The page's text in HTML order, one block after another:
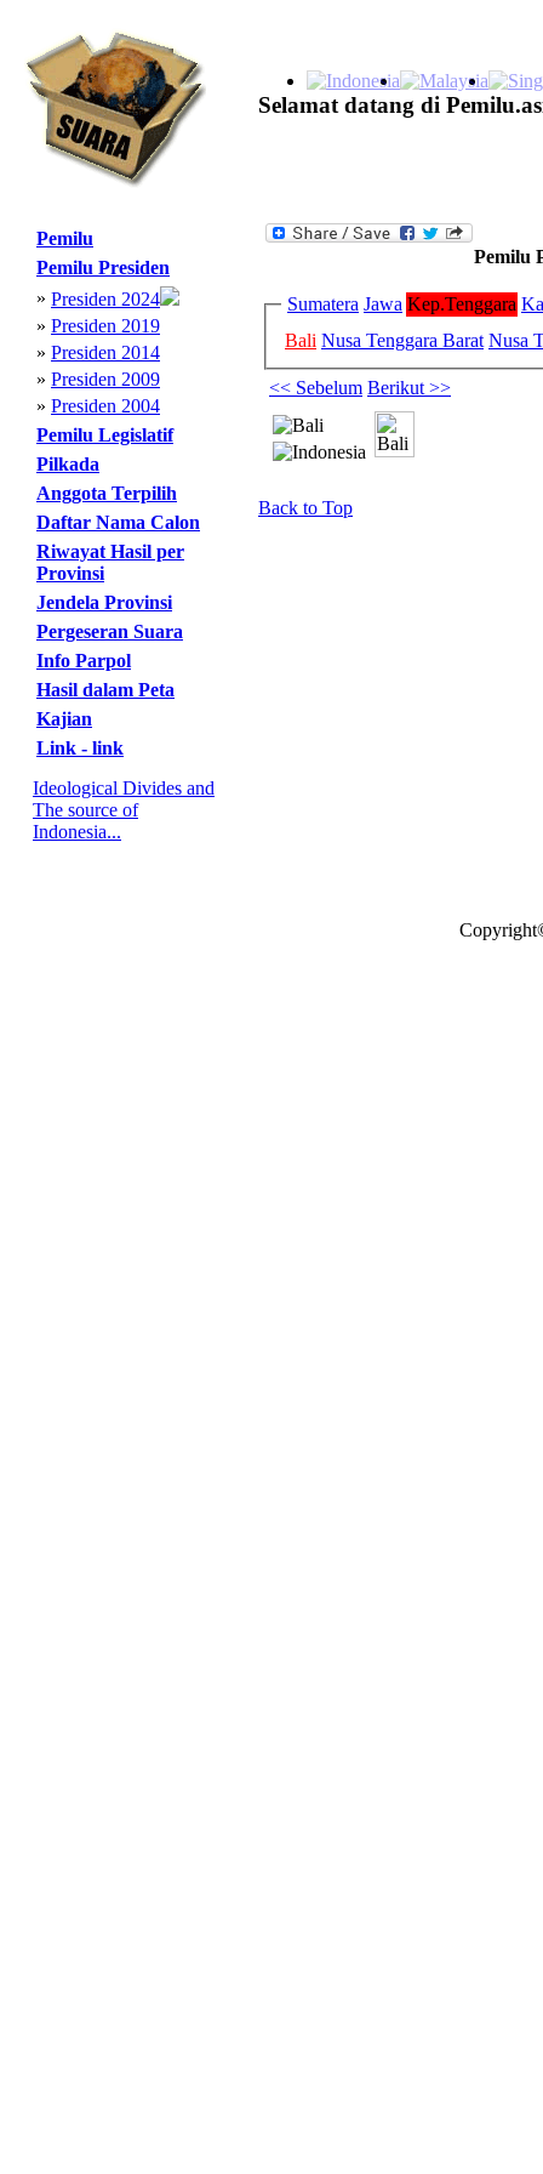
Selamat datang di
Pemilu
Pemilu Presiden
» Presiden 2024
» Presiden 2019
» Presiden 2014
» Presiden 2009
» Presiden 2004
Pemilu Legislatif
Pilkada
Anggota Terpilih
Daftar Nama Calon
Riwayat Hasil per
Provinsi
Jendela Provinsi
Pergeseran Suara
Info Parpol
Hasil dalam Peta
Kajian
Link - link
Ideological Divides and
The source of
Indonesia...
Pemilu
Sumatera Jawa Kep.Tenggara
Bali Nusa Tenggara Barat Nusa
<< Sebelum Berikut >>
Back to Top